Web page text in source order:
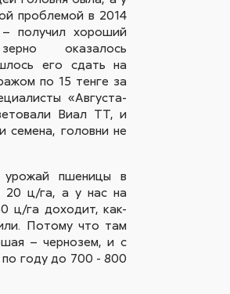
проблемой в 2014
– получил хороший
оказалось
его сдать на
по 15 тенге за
«Августа-
Виал ТТ, и
семена, головни не
пшеницы в
20 ц/га, а у нас на
ц/га доходит, как-
Потому что там
– чернозем, и с
году до 700 - 800